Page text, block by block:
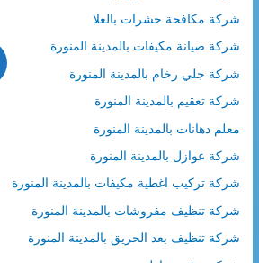
شركة مكافحة حشرات بالعلا
شركة صيانة مكيفات بالمدينة المنورة
شركة جلي رخام بالمدينة المنورة
شركة تعقيم بالمدينة المنورة
معلم دهانات بالمدينة المنورة
شركة عوازل بالمدينة المنورة
شركة تركيب اغطية مكيفات بالمدينة المنورة
شركة تنظيف مفروشات بالمدينة المنورة
شركة تنظيف بعد الحريق بالمدينة المنورة